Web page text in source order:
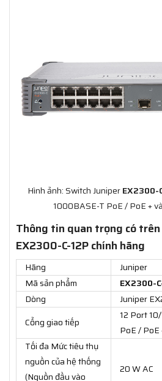
Hình ảnh: Switch JuniperEX2300-
1000BASE-T PoE / PoE +
Thông tin quan trọng có
EX2300-C-12P chính hãng
Hãng
Juniper
Mã sản phẩm
EX2300-
Dòng
Juniper
Cổng giao tiếp
12 Port
PoE / PoE
Tối đa Mức tiêu thụ
nguồn của hệ thống
(Nguồn đầu vào
20 W AC